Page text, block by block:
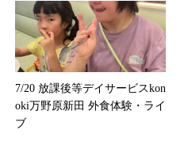
7/20 放課後等デイサービスkon
oki万野原新田 外食体験・ライ
ブ